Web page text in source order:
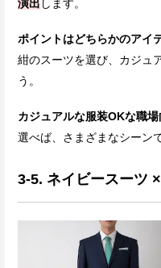
演出 します。
ポイントはどちらかのアイ
紺のスーツを選び、カジュ
う。
カジュアルな服装OKな職場
選べば、さまざまなシーン
3-5. ネイビースーツ